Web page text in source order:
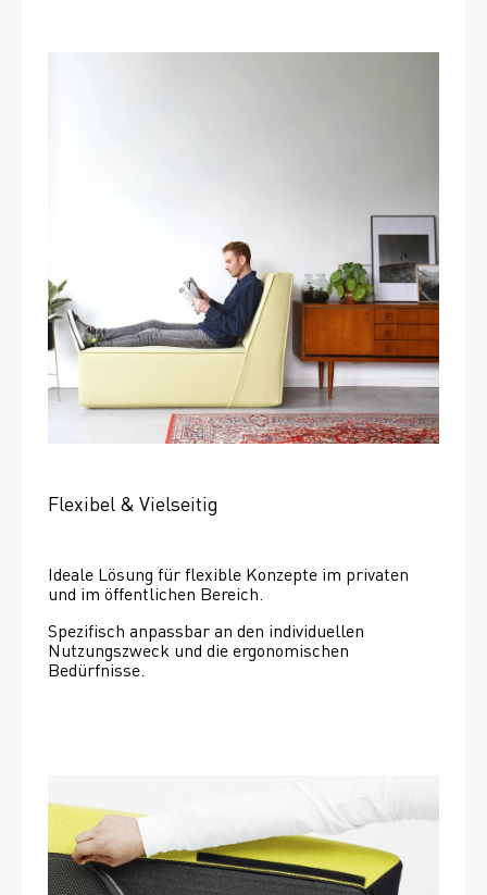
Flexibel & Vielseitig
Ideale Lösung für flexible Konzepte im privaten
und im öffentlichen Bereich.
Spezifisch anpassbar an den individuellen
Nutzungszweck und die ergonomischen
Bedürfnisse.